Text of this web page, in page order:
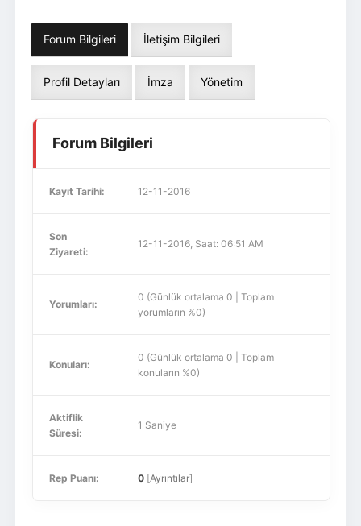
Forum Bilgileri İletişim Bilgileri
Profil Detayları İmza Yönetim
Forum Bilgileri
Kayıt Tarihi: 12-11-2016
Son
Ziyareti:
12-11-2016, Saat: 06:51 AM
Yorumları:
0 (Günlük ortalama 0 | Toplam
yorumların %0)
Konuları:
0 (Günlük ortalama 0 | Toplam
konuların %0)
Aktiflik
Süresi:
1 Saniye
Rep Puanı: 0[Ayrıntılar]